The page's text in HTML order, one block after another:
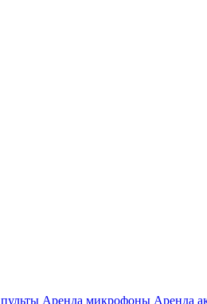
Аренда микрофоны Аренда